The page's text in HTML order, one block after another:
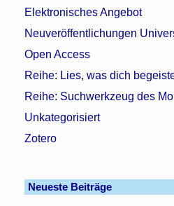
Elektronisches Angebot
Neuveröffentlichungen
Open Access
Reihe: Lies, was dich
Reihe: Suchwerkzeug des
Unkategorisiert
Zotero
Neueste Beiträge